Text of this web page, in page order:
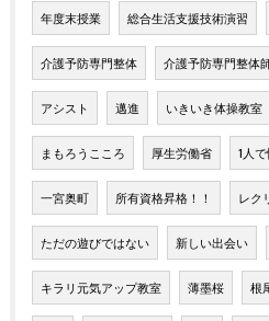
年度末授業 総合生活支援技術演習
介護予防専門整体 介護予防専門整体
アシスト 邁進 いきいき体操教室
まもろうこころ 厚生労働省 1人
一宮奥町 所有資格昇格！！ レク
ただの遊びではない 新しい出会い
キラリ元気アップ教室 薄墨桜 根